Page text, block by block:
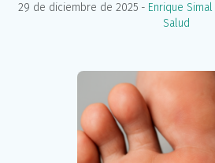
29 de diciembre de 2025 Enrique Simal
Salud